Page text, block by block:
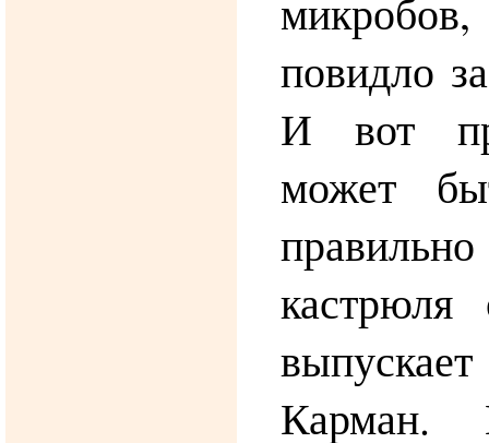
повидло
И вот
может
Карман.